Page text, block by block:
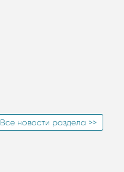
Все новости раздела >>